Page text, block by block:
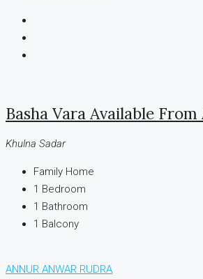
Basha Vara Available
Khulna Sadar
Family Home
1 Bedroom
1 Bathroom
1 Balcony
ANNUR ANWAR RUDRA